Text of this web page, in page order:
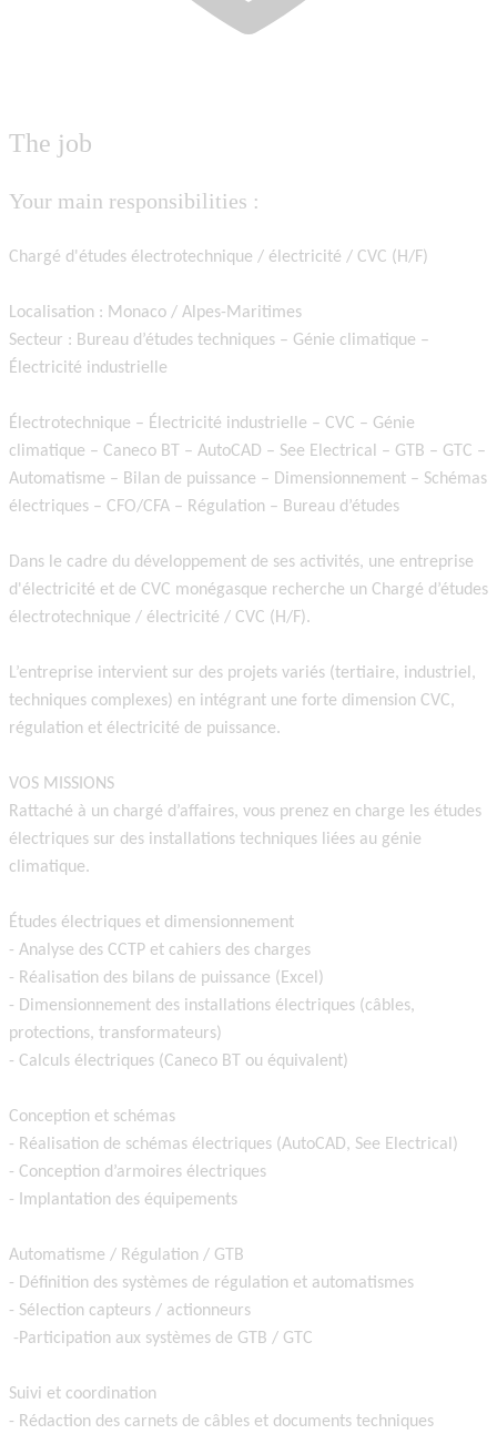
The job
Your main responsibilities :
Chargé d'études électrotechnique / électricité / CVC (H/F)
Localisation : Monaco / Alpes-Maritimes
Secteur : Bureau d’études techniques – Génie climatique –
Électricité industrielle
Électrotechnique – Électricité industrielle – CVC – Génie
climatique – Caneco BT – AutoCAD – See Electrical – GTB – GTC –
Automatisme – Bilan de puissance – Dimensionnement – Schémas
électriques – CFO/CFA – Régulation – Bureau d’études
Dans le cadre du développement de ses activités, une entreprise
d'électricité et de CVC monégasque recherche un Chargé d’études
électrotechnique / électricité / CVC (H/F).
L’entreprise intervient sur des projets variés (tertiaire, industriel,
techniques complexes) en intégrant une forte dimension CVC,
régulation et électricité de puissance.
VOS MISSIONS
Rattaché à un chargé d’affaires, vous prenez en charge les études
électriques sur des installations techniques liées au génie
climatique.
Études électriques et dimensionnement
- Analyse des CCTP et cahiers des charges
- Réalisation des bilans de puissance (Excel)
- Dimensionnement des installations électriques (câbles,
protections, transformateurs)
- Calculs électriques (Caneco BT ou équivalent)
Conception et schémas
- Réalisation de schémas électriques (AutoCAD, See Electrical)
- Conception d’armoires électriques
- Implantation des équipements
Automatisme / Régulation / GTB
- Définition des systèmes de régulation et automatismes
- Sélection capteurs / actionneurs
-Participation aux systèmes de GTB / GTC
Suivi et coordination
- Rédaction des carnets de câbles et documents techniques